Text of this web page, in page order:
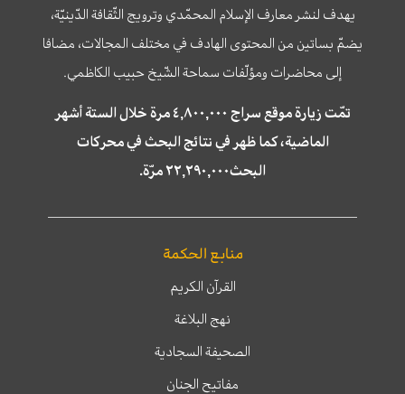
يهدف لنشر معارف الإسلام المحمّدي وترويج الثّقافة الدّينيّة،
يضمّ بساتين من المحتوى الهادف في مختلف المجالات، مضافا
إلى محاضرات ومؤلّفات سماحة الشّيخ حبيب الكاظمي.
تمّت زيارة موقع سراج ٤,٨٠٠,٠٠٠ مرة خلال الستة أشهر
الماضية، كما ظهر في نتائج البحث في محركات
البحث٢٢,٢٩٠,٠٠٠ مرّة.
منابع الحكمة
القرآن الكريم
نهج البلاغة
الصحيفة السجادية
مفاتيح الجنان